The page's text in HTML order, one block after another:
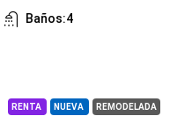
Baños:4
RENTA NUEVA REMODELADA